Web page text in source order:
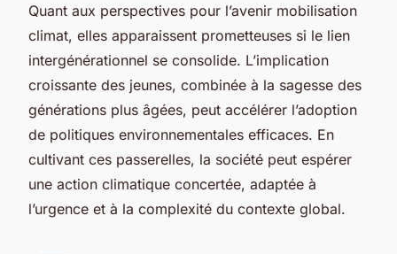
Quant aux perspectives pour l’avenir mobilisation
climat, elles apparaissent prometteuses si le lien
intergénérationnel se consolide. L’implication
croissante des jeunes, combinée à la sagesse des
générations plus âgées, peut accélérer l’adoption
de politiques environnementales efficaces. En
cultivant ces passerelles, la société peut espérer
une action climatique concertée, adaptée à
l’urgence et à la complexité du contexte global.